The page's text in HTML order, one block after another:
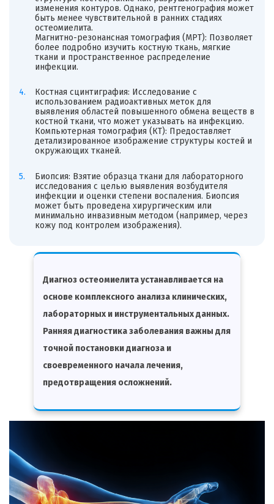
изменения контуров. Однако, рентгенография может
быть менее чувствительной в ранних стадиях
остеомиелита.
Магнитно-резонансная томография (МРТ): Позволяет
более подробно изучить костную ткань, мягкие
ткани и пространственное распределение
инфекции.
Костная сцинтиграфия: Исследование с
использованием радиоактивных меток для
выявления областей повышенного обмена веществ в
костной ткани, что может указывать на инфекцию.
Компьютерная томография (КТ): Предоставляет
детализированное изображение структуры костей и
окружающих тканей.
Биопсия: Взятие образца ткани для лабораторного
исследования с целью выявления возбудителя
инфекции и оценки степени воспаления. Биопсия
может быть проведена хирургическим или
минимально инвазивным методом (например, через
кожу под контролем изображения).
Диагноз остеомиелита устанавливается на
основе комплексного анализа клинических,
лабораторных и инструментальных данных.
Ранняя диагностика заболевания важны для
точной постановки диагноза и
своевременного начала лечения,
предотвращения осложнений.